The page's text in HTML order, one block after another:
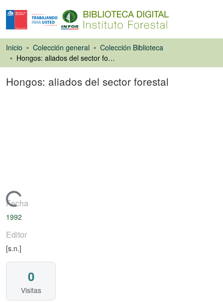
Inicio Colección general
Colección Biblioteca
Hongos: aliados del sector forestal
Hongos: aliados del sector forestal
Cargando...
Fecha
1992
Editor
[s.n.]
0
Visitas